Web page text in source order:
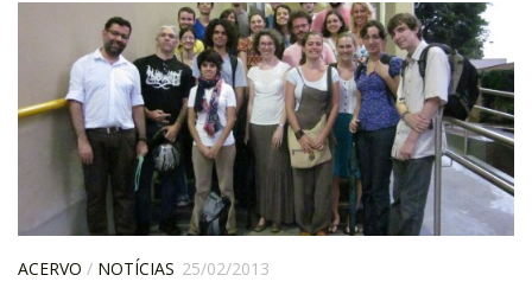
Cursos
Criação de Curso
Isenção
Comissões
CAAF
CaC
CD
ACERVO / NOTÍCIAS 25/02/2013